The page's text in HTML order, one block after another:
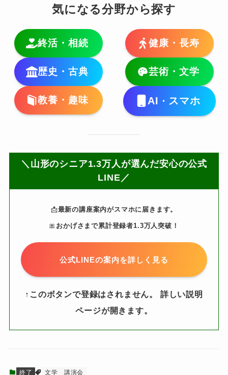
気になる分野から探す
終活・相続 健康・長寿
歴史・古典 芸術・文学
教養・趣味 AI ・ スマホ
＼山形のシニア1.3万人が選んだ安心の公式
LINE／
📩最新の講座案内がスマホに届きます。
🎀 おかげさまで累計登録者1.3万人突破！
公式LINEの案内を詳しく見る
↑このボタンで登録はされません。 詳しい説明
ページが開きます。
終了 文学 講演会